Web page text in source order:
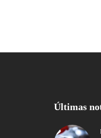
Últimas